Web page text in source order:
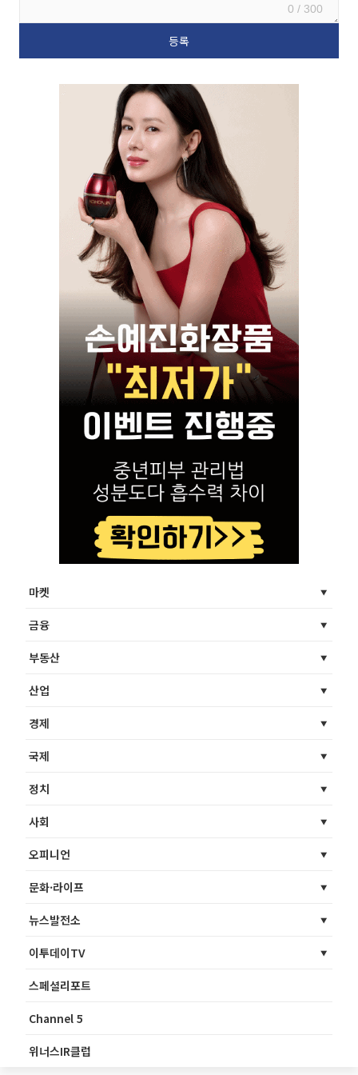
0 / 300
마켓
금융
부동산
산업
경제
국제
정치
사회
오피니언
문화·라이프
뉴스발전소
이투데이TV
스페셜리포트
Channel 5
위너스IR클럽